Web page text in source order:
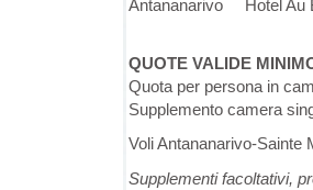
Antananarivo Hotel Au
QUOTE VALIDE
Quota per persona in
Supplemento camera
Voli Antananarivo-Sainte
Supplementi facoltativi,